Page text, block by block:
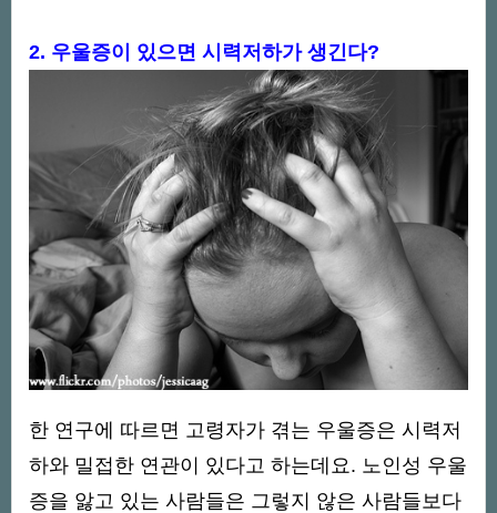
2. 우울증이 있으면 시력저하가 생긴다?
한 연구에 따르면 고령자가 겪는 우울증은 시력저
하와 밀접한 연관이 있다고 하는데요. 노인성 우울
증을 앓고 있는 사람들은 그렇지 않은 사람들보다